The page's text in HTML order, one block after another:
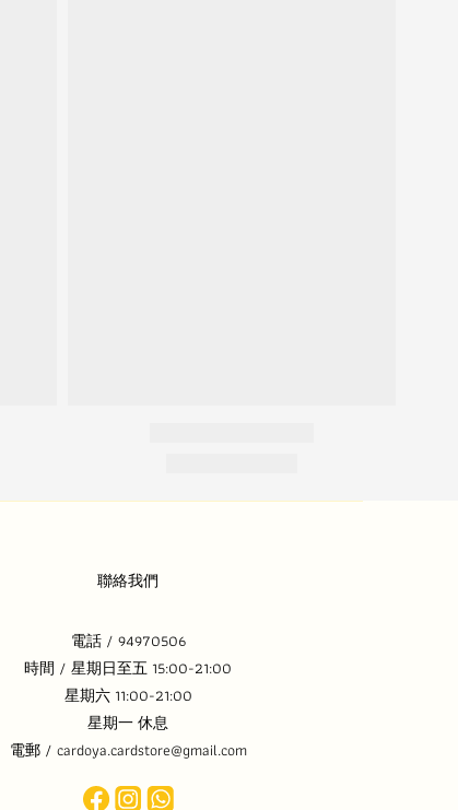
聯絡我們
電話 / 94970506
時間 / 星期日至五 15:00-21:00
星期六 11:00-21:00
星期一 休息
電郵 / cardoya.cardstore@gmail.com